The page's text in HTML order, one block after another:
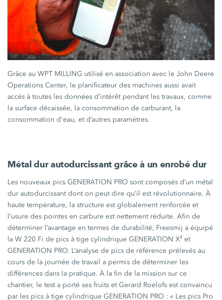
Grâce auWPT MILLING utilisé en association avec leJohn Deere
Operations Center, le planificateur des machines aussi avait
accès à toutes les données d’intérêt pendant les travaux, comme
la surface décaissée, la consommation de carburant, la
consommation d'eau, et d’autres paramètres.
Métal dur autodurcissant grâce à un enrobé dur
Les nouveaux picsGENERATION PRO sont composés d’un métal
dur autodurcissant dont on peut dire qu’il est révolutionnaire. À
haute température, la structure est globalement renforcée et
l’usure des pointes en carbure est nettement réduite. Afin de
déterminer l’avantage en termes de durabilité, Freesmij a équipé
laW 220 Fi de pics à tige cylindriqueGENERATION X² et
GENERATION PRO. L’analyse de pics de référence prélevés au
cours de la journée de travail a permis de déterminer les
différences dans la pratique. À la fin de la mission sur ce
chantier, le test a porté ses fruits et Gerard Roelofs est convaincu
par les pics à tige cylindriqueGENERATION PRO : « Les pics Pro